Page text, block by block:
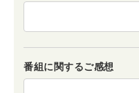
番組に関するご感想